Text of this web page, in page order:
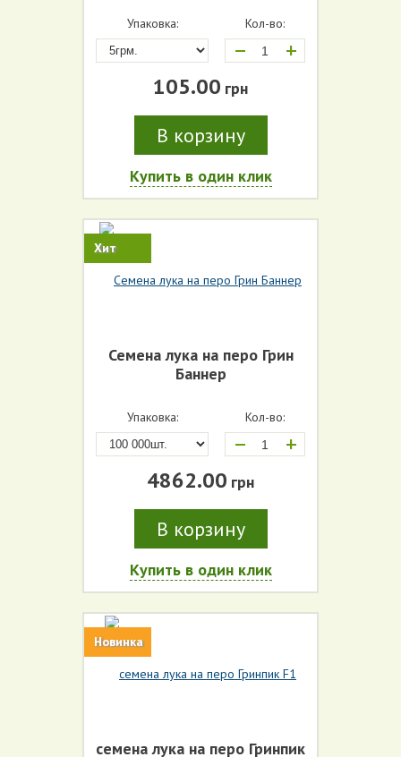
Упаковка: Кол-во:
+
105.00 грн
В корзину
Купить в один клик
Хит
Семена лука на перо Грин
Баннер
Упаковка: Кол-во:
+
4862.00 грн
В корзину
Купить в один клик
Новинка
семена лука на перо Гринпик